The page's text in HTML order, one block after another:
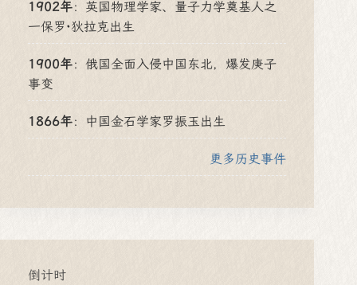
1902年： 英国物理学家、量子力学奠基人之
一保罗·狄拉克出生
1900年： 俄国全面入侵中国东北，爆发庚子
事变
1866年： 中国金石学家罗振玉出生
更多历史事件
倒计时